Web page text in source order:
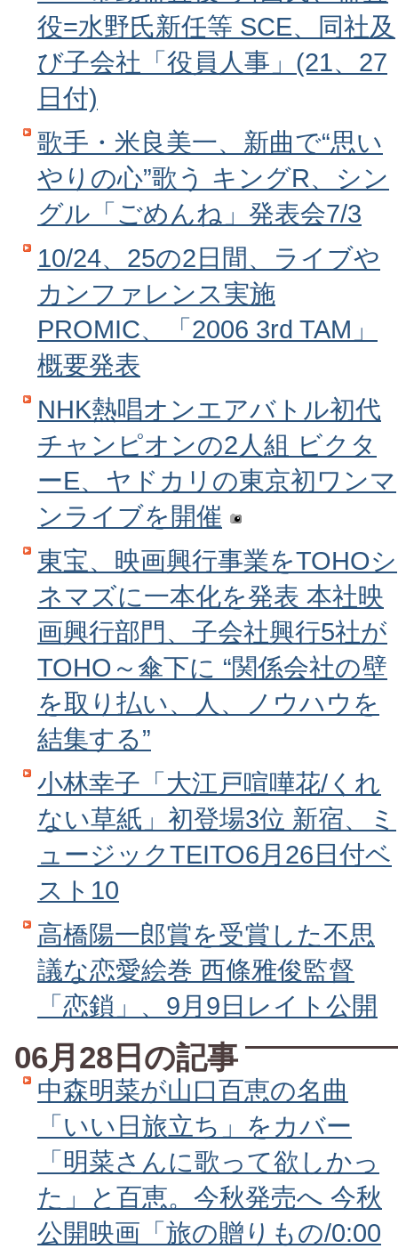
役=水野氏新任等 SCE、同社及
び子会社「役員人事」(21、27
日付)
歌手・米良美一、新曲で“思い
やりの心”歌う キングR、シン
グル「ごめんね」発表会7/3
10/24、25の2日間、ライブや
カンファレンス実施
PROMIC、「2006 3rd TAM」
概要発表
NHK熱唱オンエアバトル初代
チャンピオンの2人組 ビクタ
ーE、ヤドカリの東京初ワンマ
ンライブを開催
東宝、映画興行事業をTOHOシ
ネマズに一本化を発表 本社映
画興行部門、子会社興行5社が
TOHO～傘下に “関係会社の壁
を取り払い、人、ノウハウを
結集する”
小林幸子「大江戸喧嘩花/くれ
ない草紙」初登場3位 新宿、ミ
ュージックTEITO6月26日付ベ
スト10
高橋陽一郎賞を受賞した不思
議な恋愛絵巻 西條雅俊監督
「恋鎖」、9月9日レイト公開
06月28日の記事
中森明菜が山口百恵の名曲
「いい日旅立ち」をカバー
「明菜さんに歌って欲しかっ
た」と百恵。今秋発売へ 今秋
公開映画「旅の贈りもの/0:00